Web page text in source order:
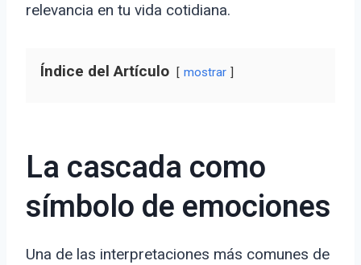
relevancia en tu vida cotidiana.
Índice del Artículo mostrar
La cascada como
símbolo de emociones
Una de las interpretaciones más comunes de